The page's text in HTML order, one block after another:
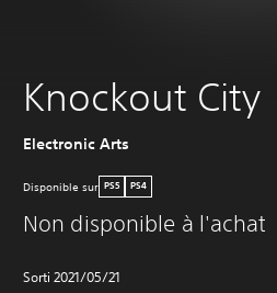
Knockout City
Electronic Arts
Disponible sur PS5 PS4
Non disponible à l'achat
Sorti 2021/05/21